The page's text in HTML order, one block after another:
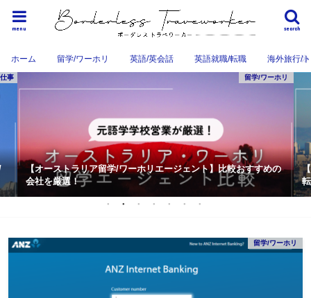
search
menu
ホーム 留学/ワーホリ 英語/英会話 英語就職/転職 海外旅行/
留学/ワーホリ
オーストラリア留学/ワーホリエージェント】比較おすすめの
社を厳選！
【ワーホ
転職エ
留学/ワーホリ